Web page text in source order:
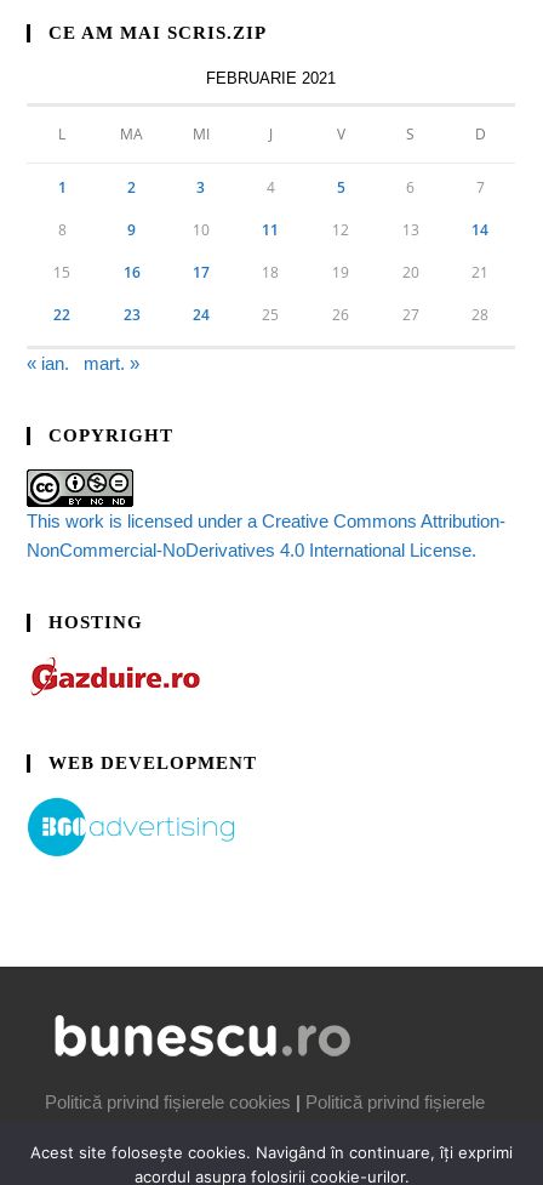
CE AM MAI SCRIS.ZIP
FEBRUARIE 2021
L MA MI J V S D
1 2 3 4 5 6 7
8 9 10 11 12 13 14
15 16 17 18 19 20 21
22 23 24 25 26 27 28
« ian. mart. »
COPYRIGHT
This work is licensed under a Creative Commons Attribution-
NonCommercial-NoDerivatives 4.0 International License.
HOSTING
WEB DEVELOPMENT
Politică privind fișierele cookies | Politică privind fișierele
Acest site folosește cookies. Navigând în continuare, îți exprimi
acordul asupra folosirii cookie-urilor.